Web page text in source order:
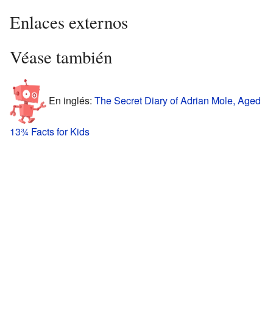
Enlaces externos
Véase también
En inglés: The Secret Diary of Adrian Mole, Aged
13¾ Facts for Kids